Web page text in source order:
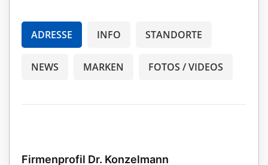
ADRESSE INFO STANDORTE
NEWS MARKEN FOTOS / VIDEOS
Firmenprofil Dr. Konzelmann